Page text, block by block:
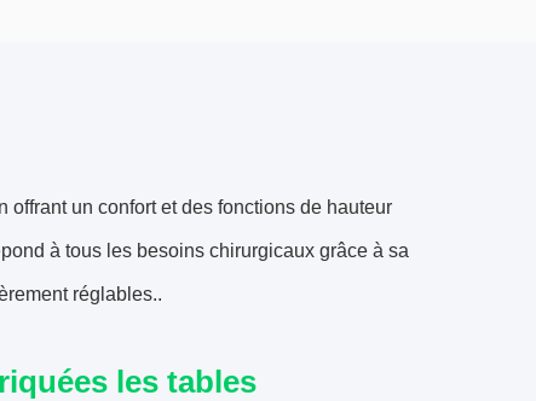
offrant un confort et des fonctions de hauteur
à tous les besoins chirurgicaux grâce à sa
réglables..
les tables